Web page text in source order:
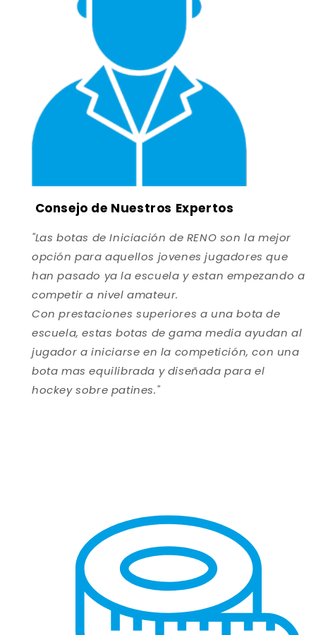
Consejo de Nuestros Expertos
"Las botas de Iniciación de RENO son la mejor
opción para aquellos jovenes jugadores que
han pasado ya la escuela y estan empezando a
competir a nivel amateur.
Con prestaciones superiores a una bota de
escuela, estas botas de gama media ayudan al
jugador a iniciarse en la competición, con una
bota mas equilibrada y diseñada para el
hockey sobre patines."